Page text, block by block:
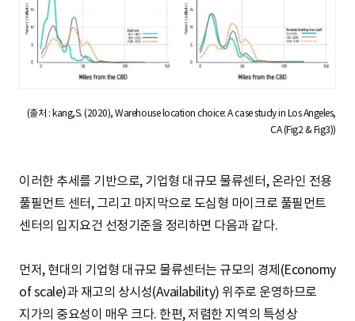
(출처 : kang,S. (2020), Warehouse location choice: A case study in Los Angeles,
CA (Fig2 & Fig3))
이러한 추세를 기반으로, 기업형 대규모 물류센터, 온라인 전용
풀필먼트 센터, 그리고 마지막으로 도심형 마이크로 풀필먼트
센터의 입지요건 선정기준을 정리하면 다음과 같다.
먼저, 현대의 기업형 대규모 물류센터는 규모의 경제(Economy
of scale)과 재고의 상시성(Availability) 위주로 운영하므로
지가의 중요성이 매우 크다. 한편, 저렴한 지역의 특성상